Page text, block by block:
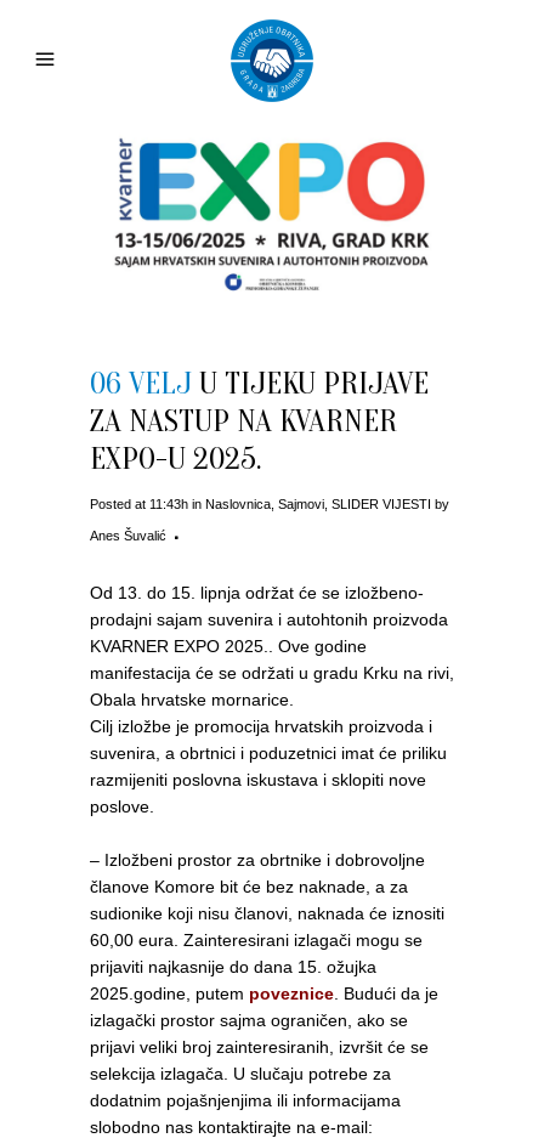
06 VELJ U TIJEKU PRIJAVE
ZA NASTUP NA KVARNER
EXPO-U 2025.
Posted at 11:43h in Naslovnica Sajmovi SLIDER VIJESTI by
Anes Šuvalić
Od 13. do 15. lipnja održat će se izložbeno-
prodajni sajam suvenira i autohtonih proizvoda
KVARNER EXPO 2025.. Ove godine
manifestacija će se održati u gradu Krku na rivi,
Obala hrvatske mornarice.
Cilj izložbe je promocija hrvatskih proizvoda i
suvenira, a obrtnici i poduzetnici imat će priliku
razmijeniti poslovna iskustava i sklopiti nove
poslove.
– Izložbeni prostor za obrtnike i dobrovoljne
članove Komore bit će bez naknade, a za
sudionike koji nisu članovi, naknada će iznositi
60,00 eura. Zainteresirani izlagači mogu se
prijaviti najkasnije do dana 15. ožujka
2025.godine, putem poveznice . Budući da je
izlagački prostor sajma ograničen, ako se
prijavi veliki broj zainteresiranih, izvršit će se
selekcija izlagača. U slučaju potrebe za
dodatnim pojašnjenjima ili informacijama
slobodno nas kontaktirajte na e-mail: